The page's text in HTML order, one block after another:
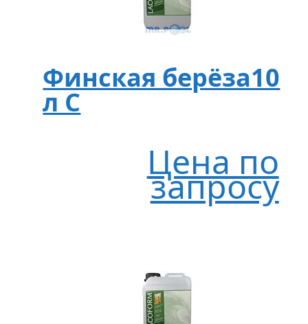
Финская берёза10
л C
Цена по
запросу